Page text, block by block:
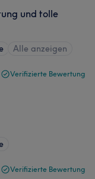
und tolle
Alle anzeigen
Verifizierte Bewertung
Verifizierte Bewertung